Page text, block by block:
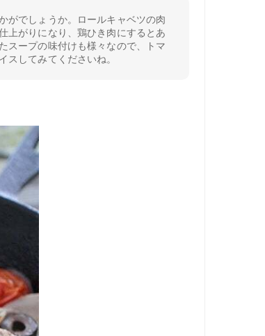
がでしょうか。ロールキャベツの肉
上がりになり、鶏ひき肉にするとあ
スープの味付けも様々なので、トマ
スしてみてくださいね。